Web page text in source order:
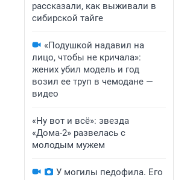
рассказали, как выживали в
сибирской тайге
«Подушкой надавил на
лицо, чтобы не кричала»:
жених убил модель и год
возил ее труп в чемодане —
видео
«Ну вот и всё»: звезда
«Дома-2» развелась с
молодым мужем
У могилы педофила. Его